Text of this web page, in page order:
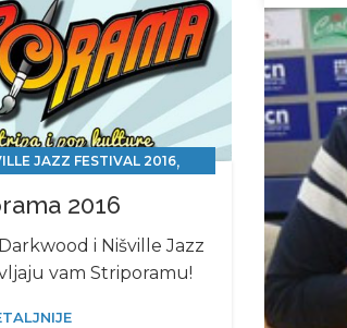
JAZZ FESTIVAL 2016,
2016
i Nišville Jazz
vam Striporamu!